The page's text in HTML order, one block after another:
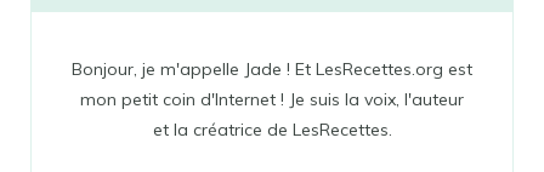
Bonjour, je m'appelle Jade ! Et LesRecettes.org est
mon petit coin d'Internet ! Je suis la voix, l'auteur
et la créatrice de LesRecettes.